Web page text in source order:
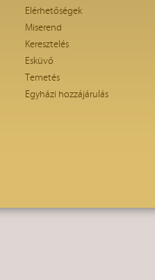
Elérhetőségek
Miserend
Keresztelés
Esküvő
Temetés
Egyházi hozzájárulás